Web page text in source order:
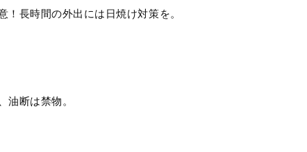
！長時間の外出には日焼け対策を。
油断は禁物。